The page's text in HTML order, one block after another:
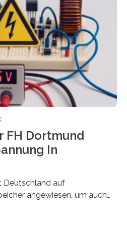
als zwei Millionen Euro.
zu den großen
Förderrunde des
Im
Wissenstransfer: Neue
sollen rasch in die
FH Dortmund
In
Deutschland auf
angewiesen, um auch
einzelner Batteriezellen,